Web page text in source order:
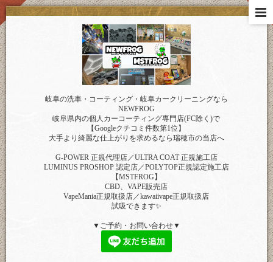
岐阜の洗車・コーティング・岐阜カークリーニングなら
NEWFROG
岐阜県内の個人カーコーティング専門店(FC除く)で
【Googleクチコミ件数第1位】
大手より綺麗な仕上がりを求めるなら瑞穂市の当店へ
G-POWER 正規代理店／ULTRA COAT 正規施工店
LUMINUS PROSHOP 認定店／POLYTOP正規認定施工店
【MSTFROG】
CBD、VAPE販売店
VapeMania正規取扱店／kawaiivape正規取扱店
試吸できます✨
▼ご予約・お問い合わせ▼